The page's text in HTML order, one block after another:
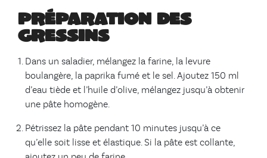
Préparation des
gressins
Dans un saladier, mélangez la farine, la levure
boulangère, la paprika fumé et le sel. Ajoutez 150 ml
d’eau tiède et l’huile d’olive, mélangez jusqu’à obtenir
une pâte homogène.
Pétrissez la pâte pendant 10 minutes jusqu’à ce
qu’elle soit lisse et élastique. Si la pâte est collante,